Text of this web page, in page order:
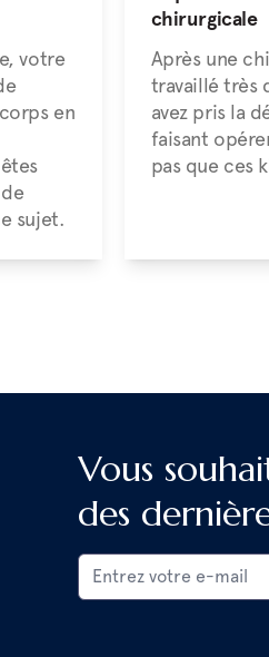
votre
en
sujet.
chirurgicale
Après une
travaillé très
avez pris la
faisant
pas que ces
Vous
des